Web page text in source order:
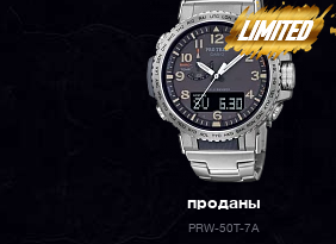
проданы
PRW-50T-7A